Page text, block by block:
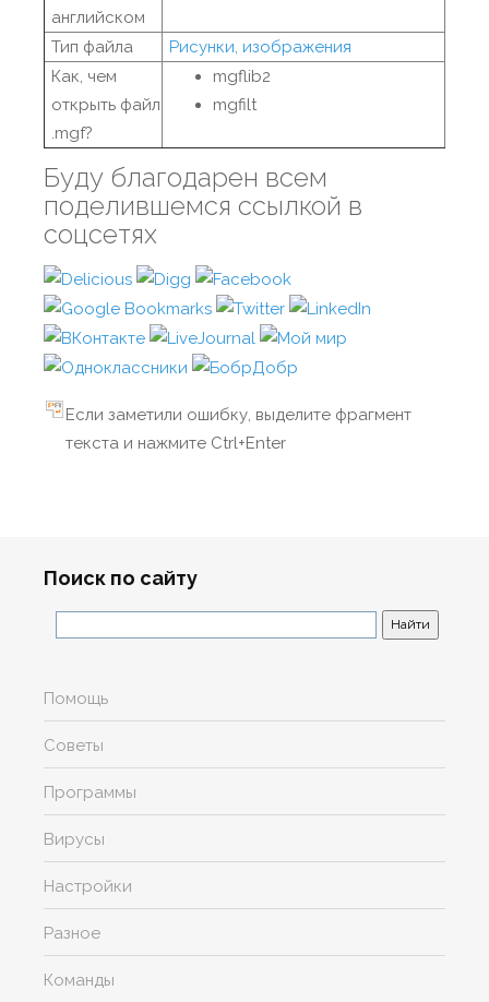
английском
Тип файла
Рисунки, изображения
Как, чем
открыть файл
.mgf?
mgflib2
mgfilt
Буду благодарен всем
поделившемся ссылкой в
соцсетях
Если заметили ошибку, выделите фрагмент
текста и нажмите Ctrl+Enter
Поиск по сайту
Помощь
Советы
Программы
Вирусы
Настройки
Разное
Команды